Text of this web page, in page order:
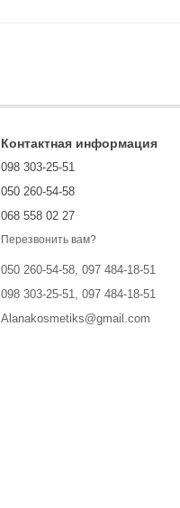
Контактная информация
098 303-25-51
050 260-54-58
068 558 02 27
Перезвонить вам?
050 260-54-58, 097 484-18-51
098 303-25-51, 097 484-18-51
Alanakosmetiks@gmail.com